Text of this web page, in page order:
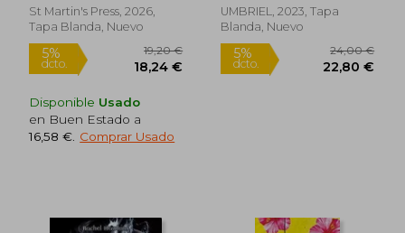
St Martin's Press, 2026,
Tapa Blanda, Nuevo
Disponible Usado
en Buen Estado a
16,58 € Comprar Usado
UMBRIEL, 2023, Tapa
Blanda, Nuevo